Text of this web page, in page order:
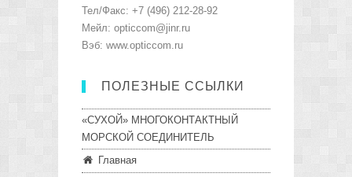
Тел/Факс: +7 (496) 212-28-92
Мейл: opticcom@jinr.ru
Вэб: www.opticcom.ru
ПОЛЕЗНЫЕ ССЫЛКИ
«СУХОЙ» МНОГОКОНТАКТНЫЙ
МОРСКОЙ СОЕДИНИТЕЛЬ
Главная